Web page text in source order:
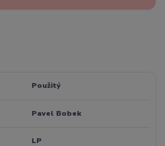
Použitý
Pavel Bobek
LP